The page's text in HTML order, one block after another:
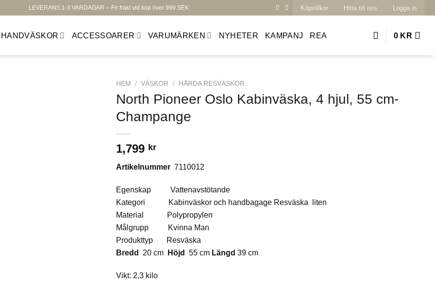
LEVERANS 1-3 VARDAGAR -- Fri frakt vid köp över 999 SEK Köpvillkor Hitta till oss Logga in
HANDVÄSKOR ACCESSOARER VARUMÄRKEN NYHETER KAMPANJ REA 0 KR
HEM / VÄSKOR / HÅRDA RESVÄSKOR
North Pioneer Oslo Kabinväska, 4 hjul, 55 cm-
Champange
1,799 kr
Artikelnummer 7110012
Egenskap Vattenavstötande
Kategori Kabinväskor och handbagage Resväska liten
Material Polypropylen
Målgrupp Kvinna Man
Produkttyp Resväska
Bredd 20 cm Höjd 55 cm Längd 39 cm
Vikt: 2,3 kilo